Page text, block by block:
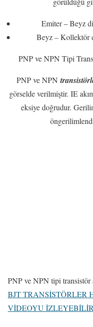
Emiter – Beyz
Beyz – Kollektör
PNP ve NPN Tipi
PNP ve NPN
görselde verilmiştir. IE
eksiye doğrudur.
PNP ve NPN tipi transistör
BJT
VİDEOYU